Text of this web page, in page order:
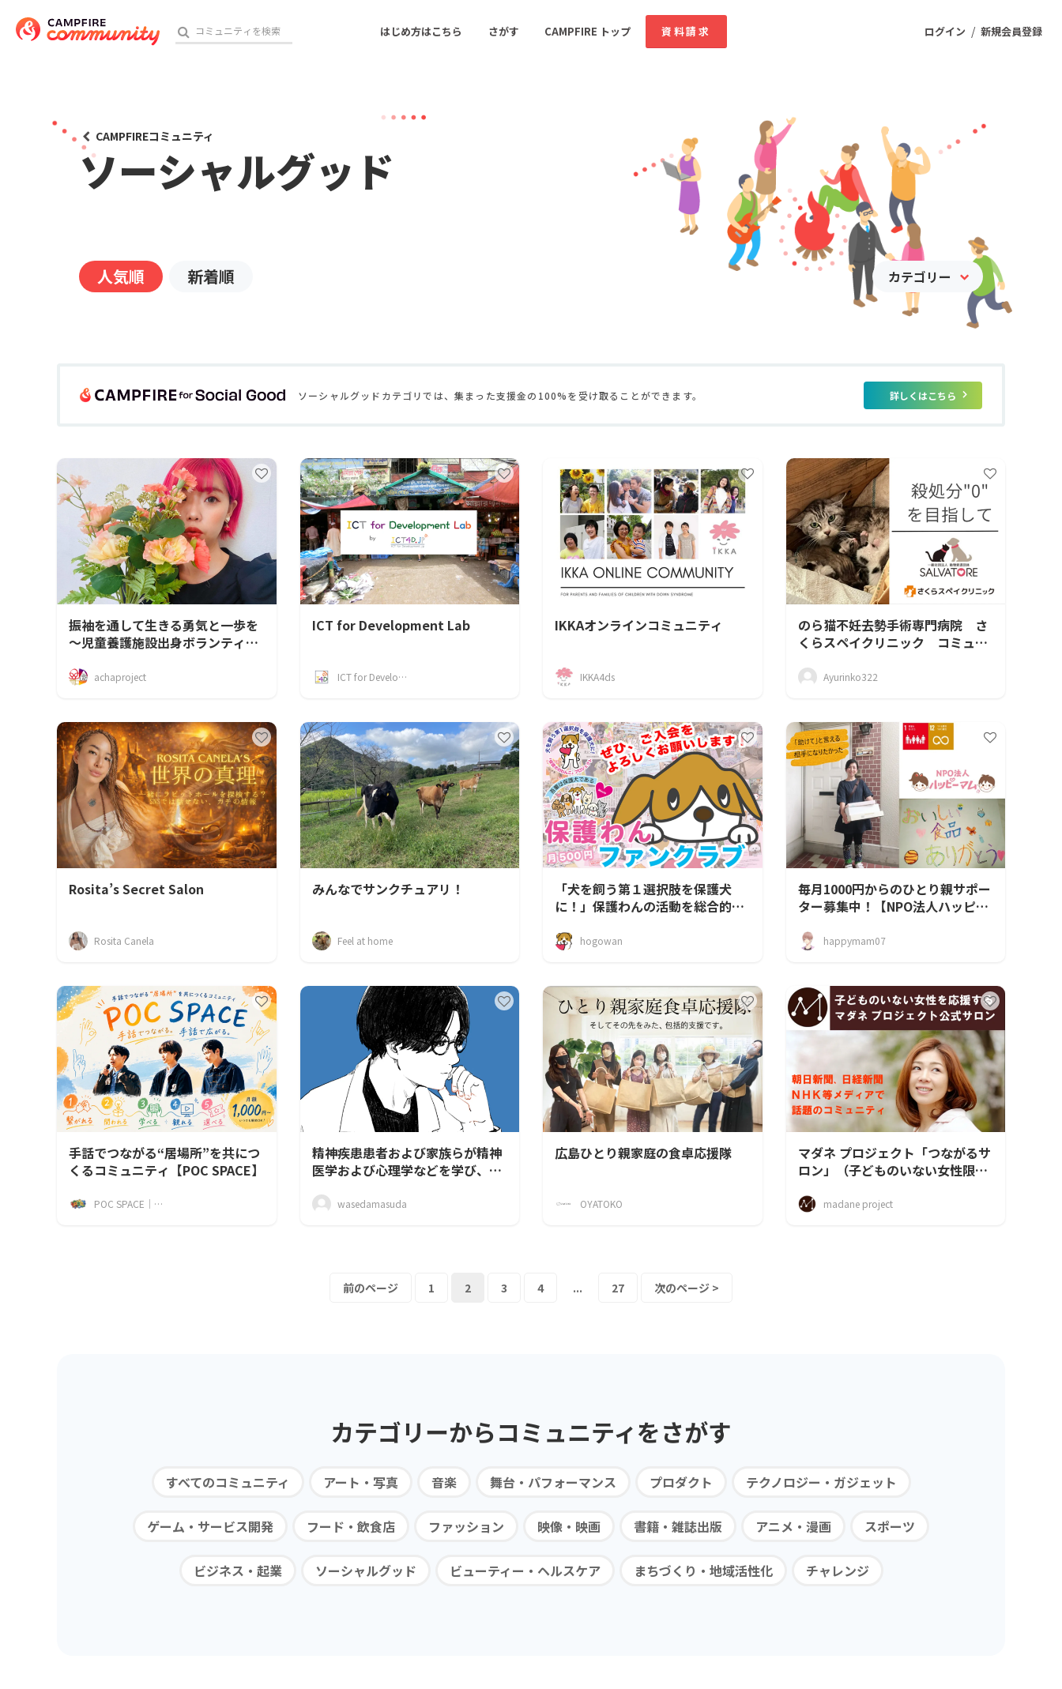
ログイン / 新規会員登録
はじめ方はこちら さがす CAMPFIRE トップ 資料請求
新着のコミュニティ
アート・写真 舞台・パフォーマンス
プロダクト
ファッション
スポーツ
ビジネス・起業
まちづくり・地域活性化
CAMPFIREコミュニティ
ソーシャルグッド
カテゴリー
人気順 新着順
ソーシャルグッドカテゴリでは、集まった支援金の100%を受け取ることができます。 詳しくはこちら
振袖を通して生きる勇気と一歩を
～児童養護施設出身ボランティア
achaproject
ICT for Development Lab
ICT for Development JP
IKKAオンラインコミュニティ
IKKA4ds
のら猫不妊去勢手術専門病院 さ
くらスペイクリニック コミュニ
Ayurinko322
Rosita’s Secret Salon
Rosita Canela
みんなでサンクチュアリ！
Feel at home
「犬を飼う第１選択肢を保護犬
に！」保護わんの活動を総合的に
hogowan
毎月1000円からのひとり親サポー
ター募集中！【NPO法人ハッピー
happymam07
手話でつながる“居場所”を共につ
くるコミュニティ【POC SPACE】
POC SPACE｜手話コミュニティ
精神疾患患者および家族らが精神
医学および心理学などを学び、助
wasedamasuda
広島ひとり親家庭の食卓応援隊
OYATOKO
マダネ プロジェクト「つながるサ
ロン」（子どものいない女性限
madane project
前のページ 1 2 3 4 ... 27 次のページ >
カテゴリーからコミュニティをさがす
すべてのコミュニティ アート・写真 音楽 舞台・パフォーマンス プロダクト テクノロジー・ガジェット
ゲーム・サービス開発 フード・飲食店 ファッション 映像・映画 書籍・雑誌出版 アニメ・漫画 スポーツ
ビジネス・起業 ソーシャルグッド ビューティー・ヘルスケア まちづくり・地域活性化 チャレンジ